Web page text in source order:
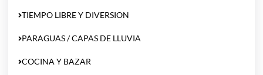
TIEMPO LIBRE Y DIVERSION
PARAGUAS / CAPAS DE LLUVIA
COCINA Y BAZAR